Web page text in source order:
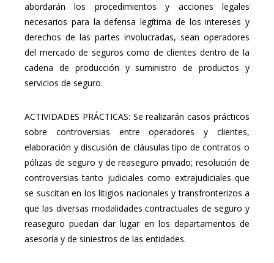
abordarán los procedimientos y acciones legales
necesarios para la defensa legítima de los intereses y
derechos de las partes involucradas, sean operadores
del mercado de seguros como de clientes dentro de la
cadena de producción y suministro de productos y
servicios de seguro.
ACTIVIDADES PRÁCTICAS: Se realizarán casos prácticos
sobre controversias entre operadores y clientes,
elaboración y discusión de cláusulas tipo de contratos o
pólizas de seguro y de reaseguro privado; resolución de
controversias tanto judiciales como extrajudiciales que
se suscitan en los litigios nacionales y transfronterizos a
que las diversas modalidades contractuales de seguro y
reaseguro puedan dar lugar en los departamentos de
asesoría y de siniestros de las entidades.